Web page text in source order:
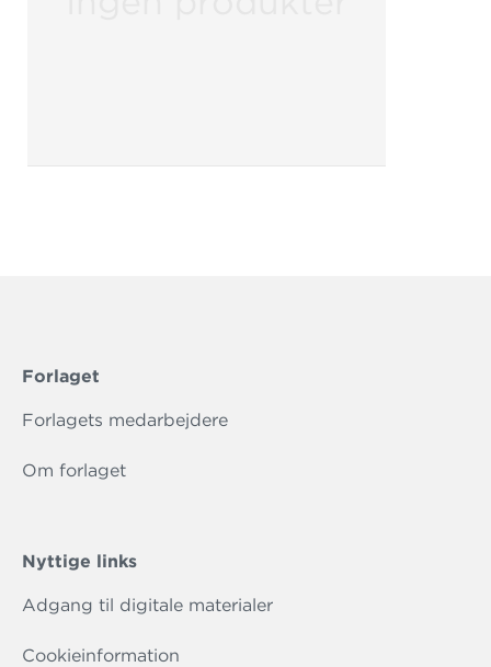
Forlaget
Forlagets medarbejdere
Om forlaget
Nyttige links
Adgang til digitale materialer
Cookieinformation